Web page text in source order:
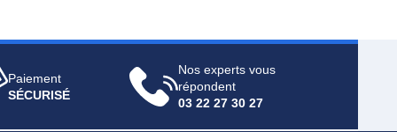
Paiement
SÉCURISÉ
Nos experts vous
répondent
03 22 27 30 27